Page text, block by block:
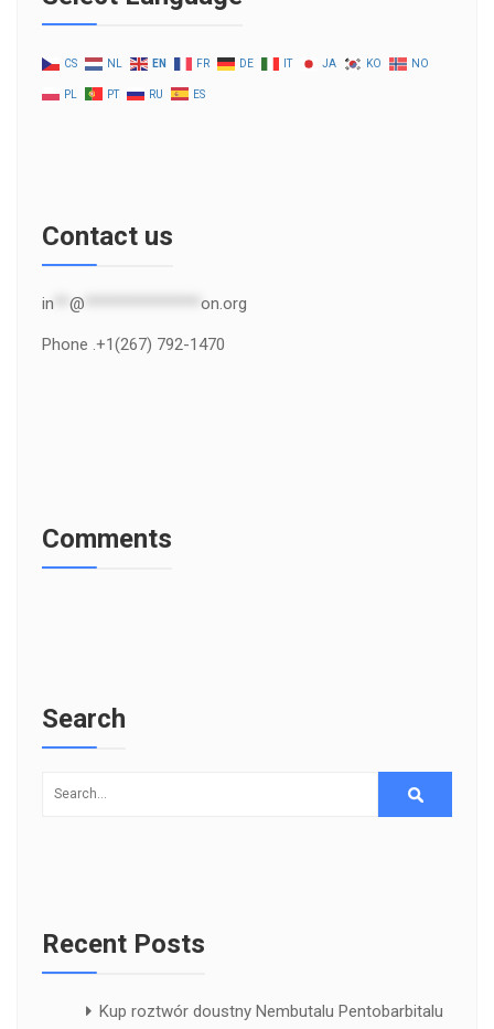
CS NL EN FR DE IT JA KO NO
PL PT RU ES
Contact us
in @ on.org
Phone .+1(267) 792-1470
Comments
Search
Recent Posts
Kup roztwór doustny Nembutalu Pentobarbitalu